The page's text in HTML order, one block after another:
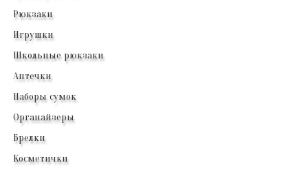
Рюкзаки
Игрушки
Школьные рюкзаки
Аптечки
Наборы сумок
Органайзеры
Брелки
Косметички